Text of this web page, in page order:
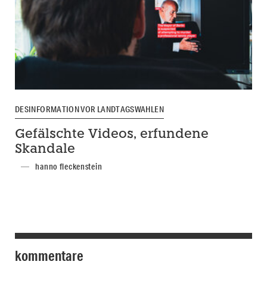
DESINFORMATION VOR LANDTAGSWAHLEN
Gefälschte Videos, erfundene
Skandale
hanno fleckenstein
kommentare